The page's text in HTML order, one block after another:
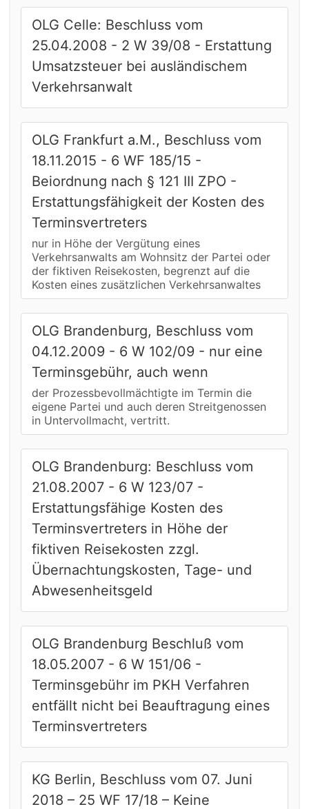
OLG Celle: Beschluss vom
25.04.2008 - 2 W 39/08 - Erstattung
Umsatzsteuer bei ausländischem
Verkehrsanwalt
OLG Frankfurt a.M., Beschluss vom
18.11.2015 - 6 WF 185/15 -
Beiordnung nach § 121 III ZPO -
Erstattungsfähigkeit der Kosten des
Terminsvertreters
nur in Höhe der Vergütung eines
Verkehrsanwalts am Wohnsitz der Partei oder
der fiktiven Reisekosten, begrenzt auf die
Kosten eines zusätzlichen Verkehrsanwaltes
OLG Brandenburg, Beschluss vom
04.12.2009 - 6 W 102/09 - nur eine
Terminsgebühr, auch wenn
der Prozessbevollmächtigte im Termin die
eigene Partei und auch deren Streitgenossen
in Untervollmacht, vertritt.
OLG Brandenburg: Beschluss vom
21.08.2007 - 6 W 123/07 -
Erstattungsfähige Kosten des
Terminsvertreters in Höhe der
fiktiven Reisekosten zzgl.
Übernachtungskosten, Tage- und
Abwesenheitsgeld
OLG Brandenburg Beschluß vom
18.05.2007 - 6 W 151/06 -
Terminsgebühr im PKH Verfahren
entfällt nicht bei Beauftragung eines
Terminsvertreters
KG Berlin, Beschluss vom 07. Juni
2018 – 25 WF 17/18 – Keine